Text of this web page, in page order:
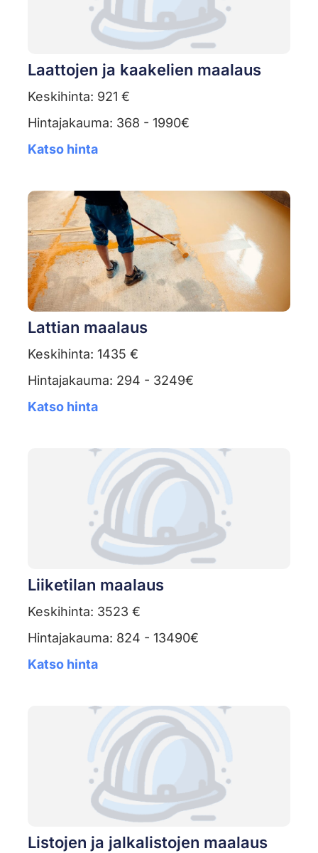
Laattojen ja kaakelien maalaus
Keskihinta: 921 €
Hintajakauma: 368 - 1990€
Katso hinta
Lattian maalaus
Keskihinta: 1435 €
Hintajakauma: 294 - 3249€
Katso hinta
Liiketilan maalaus
Keskihinta: 3523 €
Hintajakauma: 824 - 13490€
Katso hinta
Listojen ja jalkalistojen maalaus